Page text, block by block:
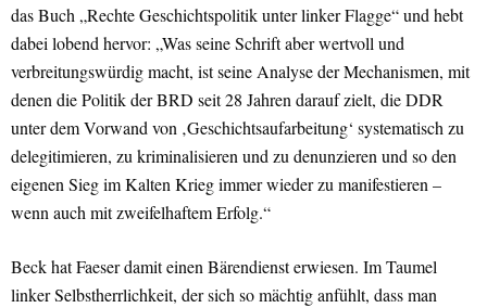
das Buch „Rechte Geschichtspolitik unter linker Flagge“ und hebt
dabei lobend hervor: „Was seine Schrift aber wertvoll und
verbreitungswürdig macht, ist seine Analyse der Mechanismen, mit
denen die Politik der BRD seit 28 Jahren darauf zielt, die DDR
unter dem Vorwand von ‚Geschichtsaufarbeitung‘ systematisch zu
delegitimieren, zu kriminalisieren und zu denunzieren und so den
eigenen Sieg im Kalten Krieg immer wieder zu manifestieren –
wenn auch mit zweifelhaftem Erfolg.“
Beck hat Faeser damit einen Bärendienst erwiesen. Im Taumel
linker Selbstherrlichkeit, der sich so mächtig anfühlt, dass man